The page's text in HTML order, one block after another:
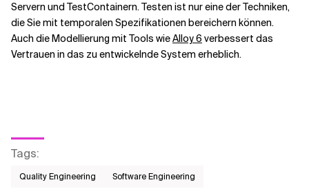
Servern und TestContainern. Testen ist nur eine der Techniken,
die Sie mit temporalen Spezifikationen bereichern können.
Auch die Modellierung mit Tools wieAlloy 6 verbessert das
Vertrauen in das zu entwickelnde System erheblich.
Tags:
Quality Engineering Software Engineering